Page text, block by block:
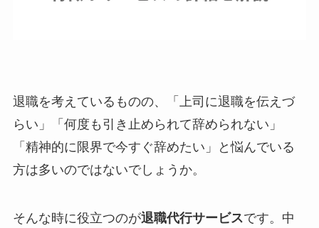
退職を考えているものの、「上司に退職を伝えづ
らい」「何度も引き止められて辞められない」
「精神的に限界で今すぐ辞めたい」と悩んでいる
方は多いのではないでしょうか。
そんな時に役立つのが退職代行サービスです。中